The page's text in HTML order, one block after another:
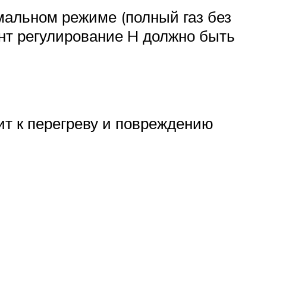
режиме (полный газ без
регулирование H должно быть
к перегреву и повреждению